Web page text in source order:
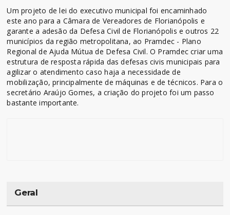
Um projeto de lei do executivo municipal foi encaminhado
este ano para a Câmara de Vereadores de Florianópolis e
garante a adesão da Defesa Civil de Florianópolis e outros 22
municípios da região metropolitana, ao Pramdec - Plano
Regional de Ajuda Mútua de Defesa Civil. O Pramdec criar uma
estrutura de resposta rápida das defesas civis municipais para
agilizar o atendimento caso haja a necessidade de
mobilização, principalmente de máquinas e de técnicos. Para o
secretário Araújo Gomes, a criação do projeto foi um passo
bastante importante.
Geral